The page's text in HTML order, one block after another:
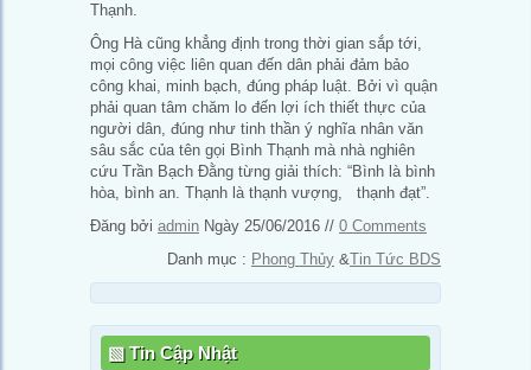
Thạnh.
Ông Hà cũng khẳng định trong thời gian sắp tới,
mọi công việc liên quan đến dân phải đảm bảo
công khai, minh bạch, đúng pháp luật. Bởi vì quận
phải quan tâm chăm lo đến lợi ích thiết thực của
người dân, đúng như tinh thần ý nghĩa nhân văn
sâu sắc của tên gọi Bình Thạnh mà nhà nghiên
cứu Trần Bạch Đằng từng giải thích: “Bình là bình
hòa, bình an. Thạnh là thạnh vượng, thạnh đạt”.
Đăng bởi admin Ngày 25/06/2016 // 0 Comments
Danh mục : Phong Thủy &Tin Tức BDS
Tin Cập Nhật